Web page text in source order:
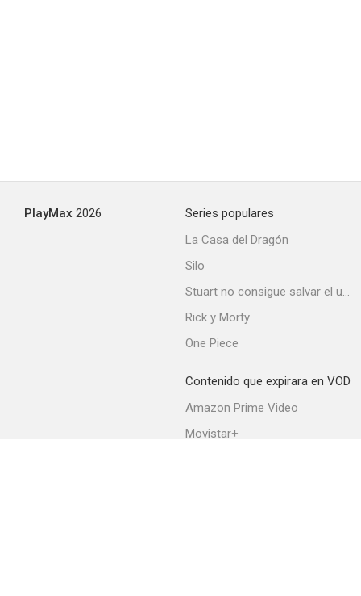
PlayMax 2026
Series populares
La Casa del Dragón
Silo
Stuart no consigue salvar el universo
Rick y Morty
One Piece
Contenido que expirara en VOD
Amazon Prime Video
Movistar+